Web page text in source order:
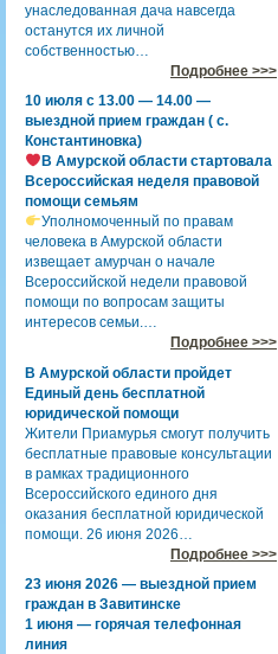
унаследованная дача навсегда
останутся их личной
собственностью…
Подробнее >>>
10 июля с 13.00 — 14.00 —
выездной прием граждан ( с.
Константиновка)
В Амурской области стартовала
Всероссийская неделя правовой
помощи семьям
Уполномоченный по правам
человека в Амурской области
извещает амурчан о начале
Всероссийской недели правовой
помощи по вопросам защиты
интересов семьи.…
Подробнее >>>
В Амурской области пройдет
Единый день бесплатной
юридической помощи
Жители Приамурья смогут получить
бесплатные правовые консультации
в рамках традиционного
Всероссийского единого дня
оказания бесплатной юридической
помощи. 26 июня 2026…
Подробнее >>>
23 июня 2026 — выездной прием
граждан в Завитинске
1 июня — горячая телефонная
линия